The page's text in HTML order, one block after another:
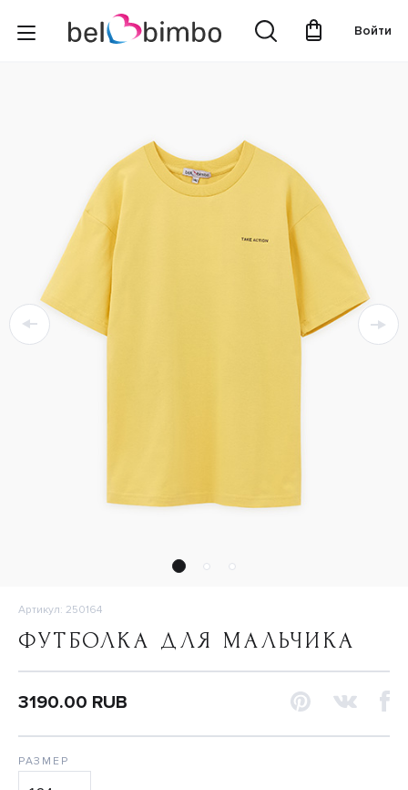
Войти
Артикул: 250164
ФУТБОЛКА ДЛЯ МАЛЬЧИКА
3190.00 RUB
РАЗМЕР